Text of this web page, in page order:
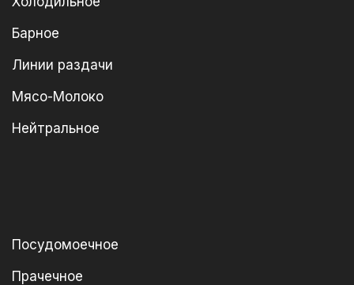
Барное
Линии раздачи
Мясо-Молоко
Нейтральное
Посудомоечное
Прачечное